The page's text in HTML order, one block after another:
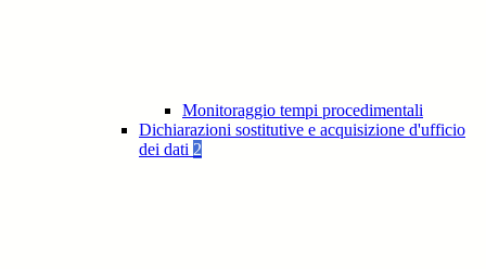
Monitoraggio tempi procedimentali
Dichiarazioni sostitutive e acquisizione d'ufficio
dei dati 2